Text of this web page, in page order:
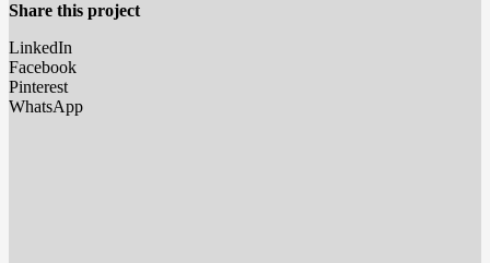
Share this project
LinkedIn
Facebook
Pinterest
WhatsApp